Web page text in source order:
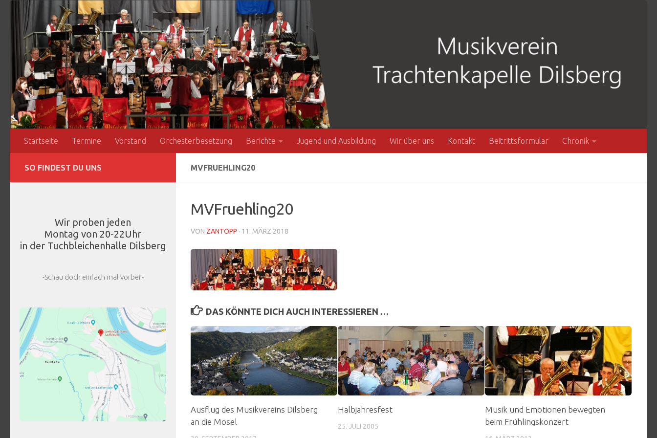
Zum Inhalt springen
Startseite Termine Vorstand Orchesterbesetzung Berichte Jugend und Ausbildung Wir über uns Kontakt Beitrittsformular Chronik
MVFRUEHLING20
MVFruehling20
VON ZANTOPP · 11. MÄRZ 2018
DAS KÖNNTE DICH AUCH INTERESSIEREN …
Ausflug des Musikvereins Dilsberg
an die Mosel
Halbjahresfest
25. JULI 2005
Musik und Emotionen bewegten
beim Frühlingskonzert
SO FINDEST DU UNS
Wir proben jeden
Montag von 20-22Uhr
in der Tuchbleichenhalle Dilsberg
-Schau doch einfach mal vorbei!-